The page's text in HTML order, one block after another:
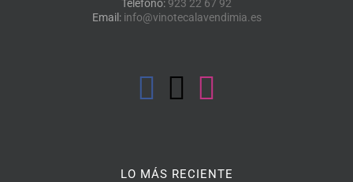
Teléfono: 923 22 67 92
Email: info@vinotecalavendimia.es
LO MÁS RECIENTE